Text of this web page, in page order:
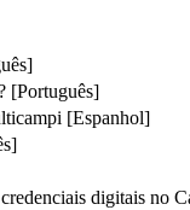
[Português]
[Espanhol]
digitais no